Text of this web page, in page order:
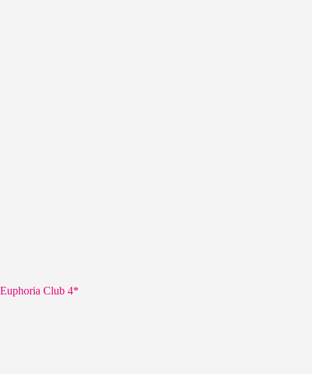
Euphoria Club 4*